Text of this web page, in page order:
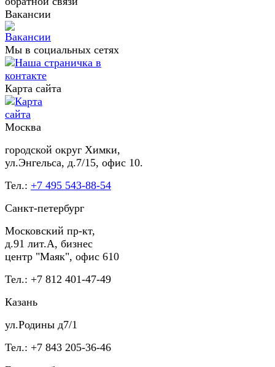
Вакансии
Мы в социальных сетях
Карта сайта
Москва
городской округ Химки,
ул.Энгельса, д.7/15, офис 10.
Тел.: +7 495 543-88-54
Санкт-петербург
Московский пр-кт,
д.91 лит.А, бизнес
центр "Маяк", офис 610
Тел.: +7 812 401-47-49
Казань
ул.Родины д7/1
Тел.: +7 843 205-36-46